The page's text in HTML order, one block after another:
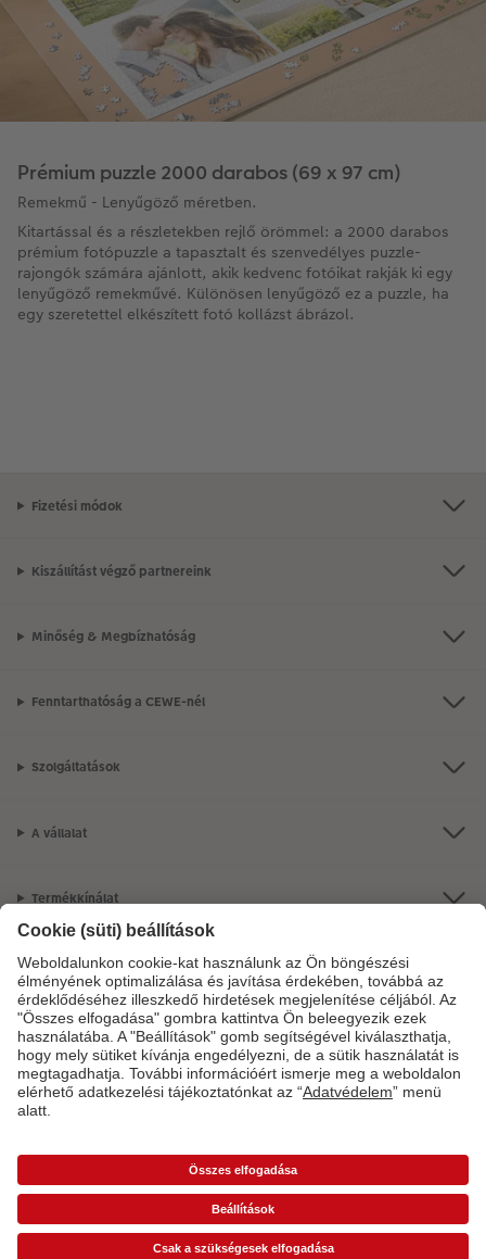
Prémium puzzle 2000 darabos (69 x 97 cm)
Remekmű - Lenyűgöző méretben.
Kitartással és a részletekben rejlő örömmel: a 2000 darabos
prémium fotópuzzle a tapasztalt és szenvedélyes puzzle-
rajongók számára ajánlott, akik kedvenc fotóikat rakják ki egy
lenyűgöző remekművé. Különösen lenyűgöző ez a puzzle, ha
egy szeretettel elkészített fotó kollázst ábrázol.
Fizetési módok
Kiszállítást végző partnereink
Minőség & Megbízhatóság
Fenntarthatóság a CEWE-nél
Szolgáltatások
A vállalat
Termékkínálat
CEWE Fotóvilág
hívjon minket telefonon:06-1-451-1088Hétfő-vasárnap: 8:00–17:00 óráig.
*Az árak ajánlott fogyasztói árak és az ÁFÁ-t tartalmazzák, de nem tartalmazzák a